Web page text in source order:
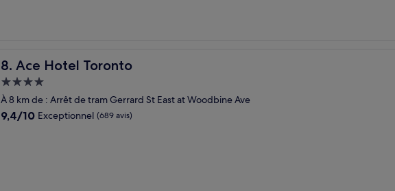
8. Ace Hotel Toronto
Ace Hotel Toronto
Hébergement
4.0 étoiles
À 8 km de : Arrêt de tram Gerrard St East at Woodbine Ave
9.4
9,4/10 Exceptionnel (689 avis)